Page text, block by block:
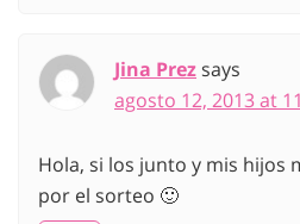
Jina Prezsays
agosto 12, 2013 at
Hola, si los junto y mis hijos
por el sorteo 🙂